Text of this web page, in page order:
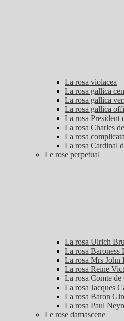
La rosa violacea
La rosa gallica
La rosa gallica
La rosa gallica
La rosa President
La rosa Charles
La rosa complicata
La rosa Cardinal
Le rose perpetual
La rosa Ulrich
La rosa Baroness
La rosa Mrs John
La rosa Reine
La rosa Comte de
La rosa Jacques
La rosa Baron
La rosa Paul
Le rose damascene